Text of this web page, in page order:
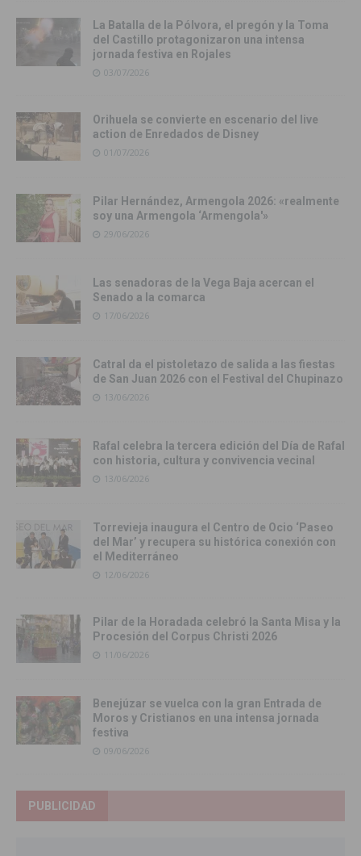
La Batalla de la Pólvora, el pregón y la Toma
del Castillo protagonizaron una intensa
jornada festiva en Rojales
03/07/2026
Orihuela se convierte en escenario del live
action de Enredados de Disney
01/07/2026
Pilar Hernández, Armengola 2026: «realmente
soy una Armengola ‘Armengola'»
29/06/2026
Las senadoras de la Vega Baja acercan el
Senado a la comarca
17/06/2026
Catral da el pistoletazo de salida a las fiestas
de San Juan 2026 con el Festival del Chupinazo
13/06/2026
Rafal celebra la tercera edición del Día de Rafal
con historia, cultura y convivencia vecinal
13/06/2026
Torrevieja inaugura el Centro de Ocio ‘Paseo
del Mar’ y recupera su histórica conexión con
el Mediterráneo
12/06/2026
Pilar de la Horadada celebró la Santa Misa y la
Procesión del Corpus Christi 2026
11/06/2026
Benejúzar se vuelca con la gran Entrada de
Moros y Cristianos en una intensa jornada
festiva
09/06/2026
PUBLICIDAD